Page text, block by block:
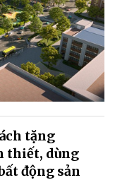
tặng
thiết, dùng
động sản